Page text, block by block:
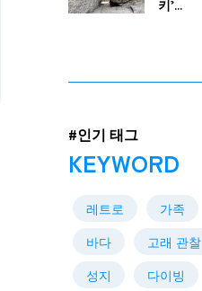
키’...
#인기 태그
KEYWORD
레트로 가족
바다
고래 관찰
성지
다이빙